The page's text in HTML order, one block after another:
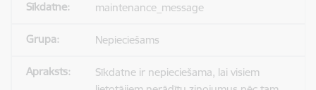
maintenance_message
Nepieciešams
Sīkdatne ir nepieciešama, lai visiem